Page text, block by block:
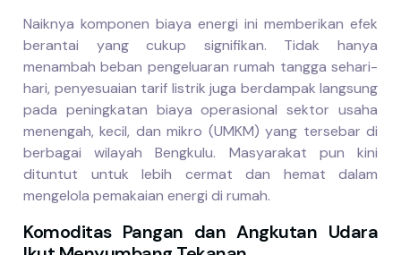
Naiknya komponen biaya energi ini memberikan efek
berantai yang cukup signifikan. Tidak hanya
menambah beban pengeluaran rumah tangga sehari-
hari, penyesuaian tarif listrik juga berdampak langsung
pada peningkatan biaya operasional sektor usaha
menengah, kecil, dan mikro (UMKM) yang tersebar di
berbagai wilayah Bengkulu. Masyarakat pun kini
dituntut untuk lebih cermat dan hemat dalam
mengelola pemakaian energi di rumah.
Komoditas Pangan dan Angkutan Udara